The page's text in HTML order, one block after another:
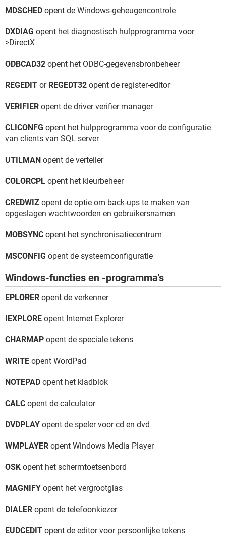
MDSCHED opent de Windows-geheugencontrole
DXDIAG opent het diagnostisch hulpprogramma voor
>DirectX
ODBCAD32 opent het ODBC-gegevensbronbeheer
REGEDIT or REGEDT32 opent de register-editor
VERIFIER opent de driver verifier manager
CLICONFG opent het hulpprogramma voor de configuratie
van clients van SQL server
UTILMAN opent de verteller
COLORCPL opent het kleurbeheer
CREDWIZ opent de optie om back-ups te maken van
opgeslagen wachtwoorden en gebruikersnamen
MOBSYNC opent het synchronisatiecentrum
MSCONFIG opent de systeemconfiguratie
Windows-functies en -programma's
EPLORER opent de verkenner
IEXPLORE opent Internet Explorer
CHARMAP opent de speciale tekens
WRITE opent WordPad
NOTEPAD opent het kladblok
CALC opent de calculator
DVDPLAY opent de speler voor cd en dvd
WMPLAYER opent Windows Media Player
OSK opent het schermtoetsenbord
MAGNIFY opent het vergrootglas
DIALER opent de telefoonkiezer
EUDCEDIT opent de editor voor persoonlijke tekens